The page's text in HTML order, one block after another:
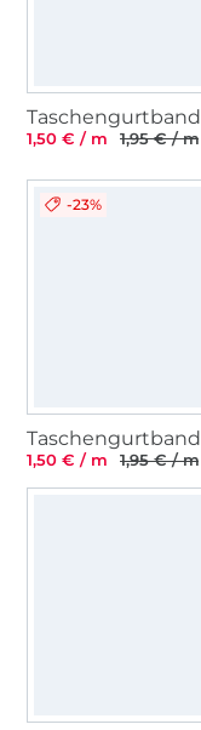
1,50 € / m 1,95 € / m
-23%
1,50 € / m 1,95 € / m